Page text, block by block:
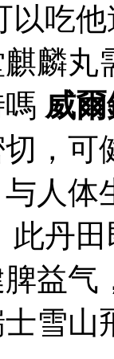
以吃
麟
威
，
人
此丹
益
雪山